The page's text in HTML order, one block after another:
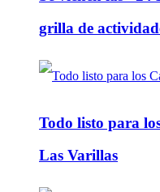
grilla de
Todo listo para
Las Varillas